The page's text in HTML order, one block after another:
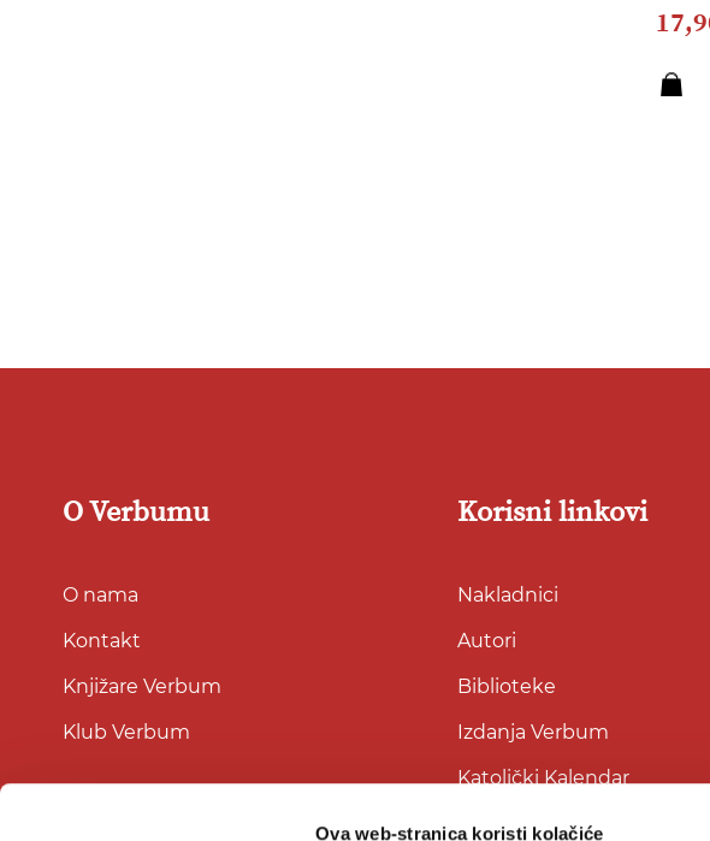
Ova web-stranica koristi kolačiće
O Verbumu
O nama
Kontakt
Knjižare Verbum
Klub Verbum
Korisni linkovi
Nakladnici
Autori
Biblioteke
Izdanja Verbum
Katolički Kalendar